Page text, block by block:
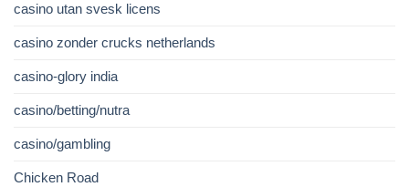
casino utan svesk licens
casino zonder crucks netherlands
casino-glory india
casino/betting/nutra
casino/gambling
Chicken Road